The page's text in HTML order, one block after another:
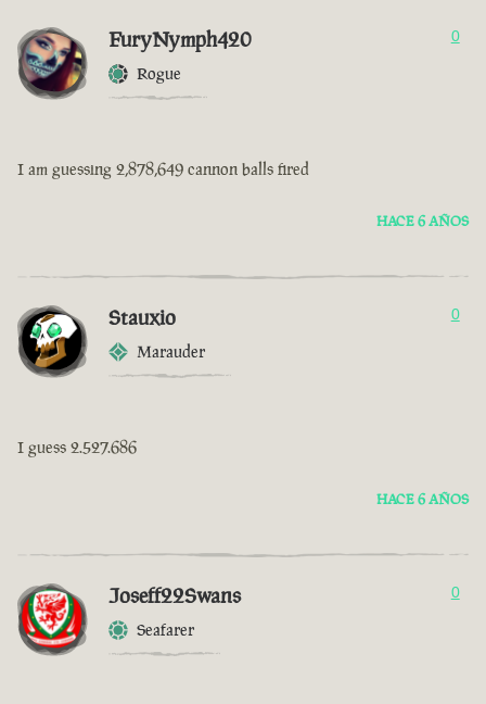
FuryNymph420
Rogue
0
I am guessing 2,878,649 cannon balls fired
HACE 6 AÑOS
Stauxio
Marauder
0
I guess 2.527.686
HACE 6 AÑOS
Joseff22Swans
Seafarer
0